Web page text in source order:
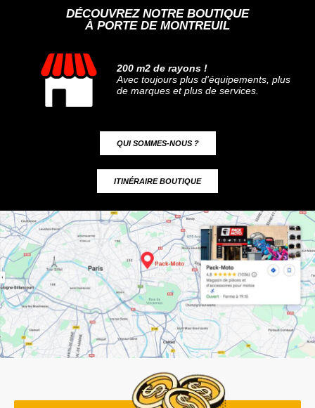
DÉCOUVREZ NOTRE BOUTIQUE
À PORTE DE MONTREUIL
200 m2 de rayons !
Avec toujours plus d'équipements, plus
de marques et plus de services.
QUI SOMMES-NOUS ?
ITINÉRAIRE BOUTIQUE